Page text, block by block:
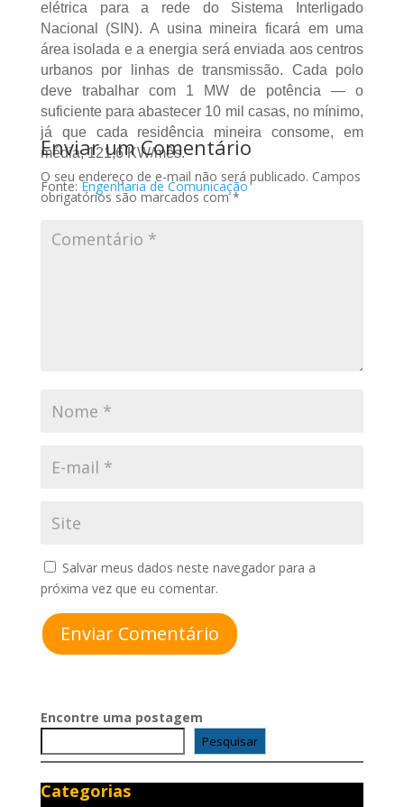
elétrica para a rede do Sistema Interligado
Nacional (SIN). A usina mineira ficará em uma
área isolada e a energia será enviada aos centros
urbanos por linhas de transmissão. Cada polo
deve trabalhar com 1 MW de potência — o
suficiente para abastecer 10 mil casas, no mínimo,
já que cada residência mineira consome, em
média, 121,6 KW/mês.
Fonte:Engenharia de Comunicação
Enviar um Comentário
O seu endereço de e-mail não será publicado. Campos
obrigatórios são marcados com*
Salvar meus dados neste navegador para a
próxima vez que eu comentar.
Enviar Comentário
Encontre uma postagem
Pesquisar
Categorias